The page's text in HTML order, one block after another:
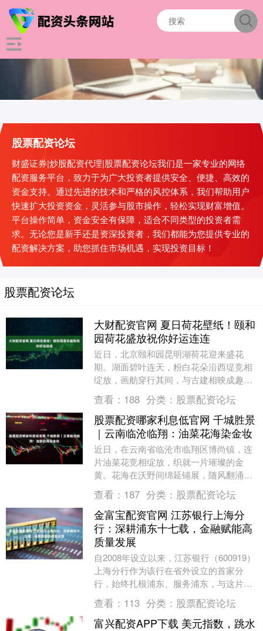
股票配资论坛
财盛证券|炒股配资代理|股票配资论坛我们是一家专业的网络
配资服务平台，致力于为广大投资者提供安全、便捷、高效的
资金支持。通过先进的技术和严格的风控体系，我们帮助用户
快速扩大投资资金，灵活参与股市操作，轻松实现财富增值。
平台操作简单，资金安全有保障，适合不同类型的投资者需
求。无论您是新手还是资深投资者，我们都能为您提供专业的
配资解决方案，助您抓住市场机遇，实现投资目标！
股票配资论坛
大财配资官网 夏日荷花壁纸！颐和
园荷花盛放祝你好运连连
近日，北京颐和园昆明湖荷花迎来盛花
期。湖面碧叶连天，粉白花朵沿西堤竞相
绽放，画舫穿行其间，与古建相映成趣，
构成一幅美丽的夏日图景。戳​​​ 更多热点速
报、权威资....
查看： 188 分类： 股票配资论坛
股票配资哪家利息低官网 千城胜景
｜云南临沧临翔：油菜花海染金妆
近日，在云南省临沧市临翔区博尚镇，连
片油菜花竞相绽放，织就一片璀璨的金
黄。花海在沃野间绵延铺展，随风翻涌层
层金浪，宛如大地披上的绚丽锦缎。 作
者：牟真贵 罗世月....
查看： 187 分类： 股票配资论坛
金富宝配资官网 江苏银行上海分
行：深耕浦东十七载，金融赋能高
质量发展
自2008年设立以来，江苏银行（600919）
上海分行作为该行在省外设立的首家分
行，始终扎根浦东、服务浦东，与这片改
革开放热土同频共振。2025年，恰逢浦东
开发....
查看： 113 分类： 股票配资论坛
富兴配资APP下载 美元指数，跳水